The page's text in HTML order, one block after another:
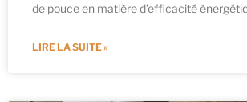
de pouce en matière d’efficacité
LIRE LA SUITE »